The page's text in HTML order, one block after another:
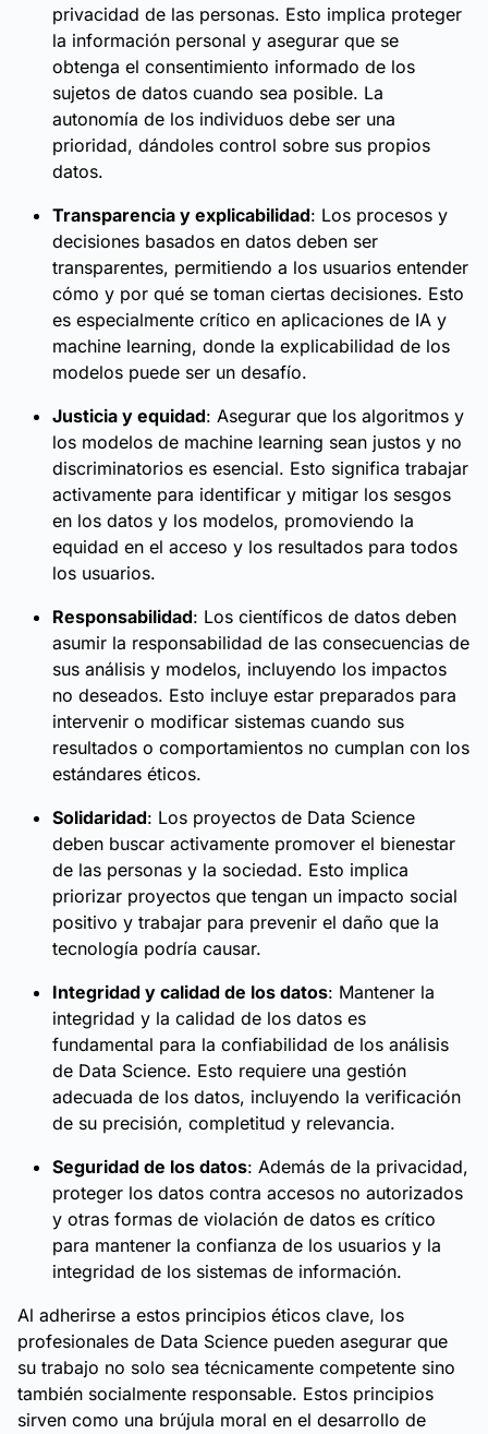
privacidad de las personas. Esto implica proteger
la información personal y asegurar que se
obtenga el consentimiento informado de los
sujetos de datos cuando sea posible. La
autonomía de los individuos debe ser una
prioridad, dándoles control sobre sus propios
datos.
Transparencia y explicabilidad: Los procesos y
decisiones basados en datos deben ser
transparentes, permitiendo a los usuarios entender
cómo y por qué se toman ciertas decisiones. Esto
es especialmente crítico en aplicaciones de IA y
machine learning, donde la explicabilidad de los
modelos puede ser un desafío.
Justicia y equidad: Asegurar que los algoritmos y
los modelos de machine learning sean justos y no
discriminatorios es esencial. Esto significa trabajar
activamente para identificar y mitigar los sesgos
en los datos y los modelos, promoviendo la
equidad en el acceso y los resultados para todos
los usuarios.
Responsabilidad: Los científicos de datos deben
asumir la responsabilidad de las consecuencias de
sus análisis y modelos, incluyendo los impactos
no deseados. Esto incluye estar preparados para
intervenir o modificar sistemas cuando sus
resultados o comportamientos no cumplan con los
estándares éticos.
Solidaridad: Los proyectos de Data Science
deben buscar activamente promover el bienestar
de las personas y la sociedad. Esto implica
priorizar proyectos que tengan un impacto social
positivo y trabajar para prevenir el daño que la
tecnología podría causar.
Integridad y calidad de los datos: Mantener la
integridad y la calidad de los datos es
fundamental para la confiabilidad de los análisis
de Data Science. Esto requiere una gestión
adecuada de los datos, incluyendo la verificación
de su precisión, completitud y relevancia.
Seguridad de los datos: Además de la privacidad,
proteger los datos contra accesos no autorizados
y otras formas de violación de datos es crítico
para mantener la confianza de los usuarios y la
integridad de los sistemas de información.
Al adherirse a estos principios éticos clave, los
profesionales de Data Science pueden asegurar que
su trabajo no solo sea técnicamente competente sino
también socialmente responsable. Estos principios
sirven como una brújula moral en el desarrollo de